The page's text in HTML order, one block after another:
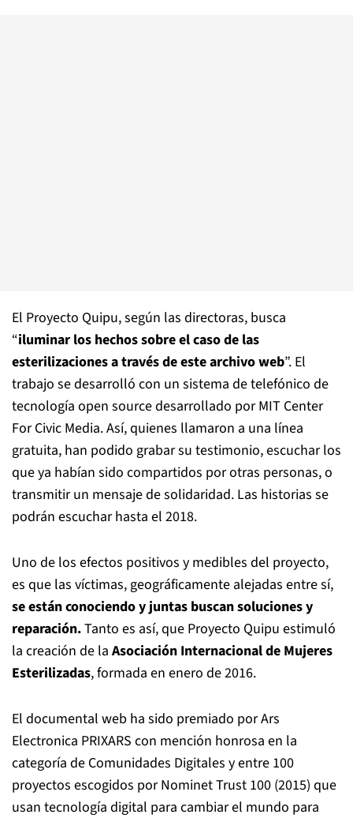
El Proyecto Quipu, según las directoras, busca
“iluminar los hechos sobre el caso de las
esterilizaciones a través de este archivo web”. El
trabajo se desarrolló con un sistema de telefónico de
tecnología open source desarrollado por MIT Center
For Civic Media. Así, quienes llamaron a una línea
gratuita, han podido grabar su testimonio, escuchar los
que ya habían sido compartidos por otras personas, o
transmitir un mensaje de solidaridad. Las historias se
podrán escuchar hasta el 2018.
Uno de los efectos positivos y medibles del proyecto,
es que las víctimas, geográficamente alejadas entre sí,
se están conociendo y juntas buscan soluciones y
reparación.Tanto es así, que Proyecto Quipu estimuló
la creación de la Asociación Internacional de Mujeres
Esterilizadas, formada en enero de 2016.
El documental web ha sido premiado por Ars
Electronica PRIXARS con mención honrosa en la
categoría de Comunidades Digitales y entre 100
proyectos escogidos por Nominet Trust 100 (2015) que
usan tecnología digital para cambiar el mundo para